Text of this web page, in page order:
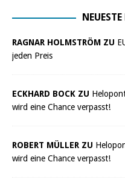
RAGNAR HOLMSTRÖM ZU
jeden Preis
ECKHARD BOCK ZU
wird eine Chance verpasst!
ROBERT MÜLLER ZU
wird eine Chance verpasst!